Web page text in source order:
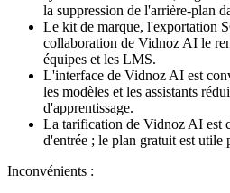
la suppression de l'arrière-plan
Le kit de marque, l'exportation
collaboration de Vidnoz AI le
équipes et les LMS.
L'interface de Vidnoz AI est
les modèles et les assistants
d'apprentissage.
La tarification de Vidnoz AI est
d'entrée ; le plan gratuit est utile
Inconvénients :